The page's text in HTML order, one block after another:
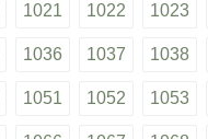
1021 1022 1023
1036 1037 1038
1051 1052 1053